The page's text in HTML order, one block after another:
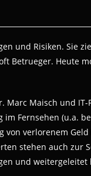
und Risiken. Sie
Betrueger. Heute
Maisch und IT-
Fernsehen (u.a. bei
von verlorenem
stehen auch zur
und weitergeleitet